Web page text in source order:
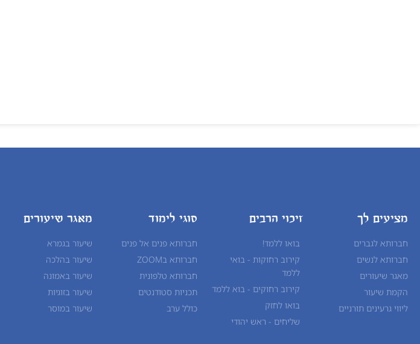
מציעים לך
חברותא לגברים
חברותא לנשים
מאגר שיעורים
הקמת שיעור
ליווי גרעינים תורניים
זיכוי הרבים
בואו ללמד!
קירוב רחוקות - בואי
ללמד
קירוב רחוקים - בוא ללמד
בואו לחזק
שליחים - ראש יהודי
סוגי לימוד
חברותא פנים אל פנים
חברותא בZOOM
חברותא טלפונית
תכניות סטודנטים
כולל ערב
מאגר שיעורים
שיעור בגמרא
שיעור בהלכה
שיעור באמונה
שיעור בזוגיות
שיעור במוסר